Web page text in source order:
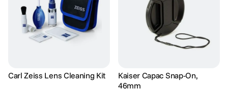
Carl Zeiss Lens Cleaning Kit
Kaiser Capac Snap-On,
46mm